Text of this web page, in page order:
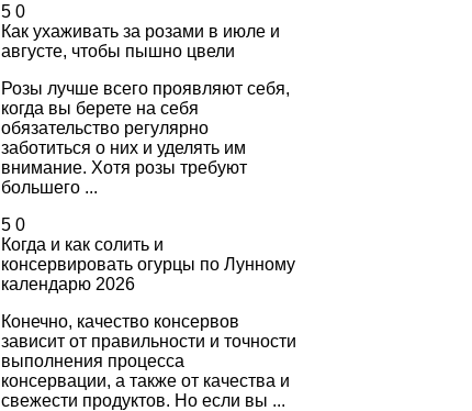
5 0
Как ухаживать за розами в июле и
августе, чтобы пышно цвели
Розы лучше всего проявляют себя,
когда вы берете на себя
обязательство регулярно
заботиться о них и уделять им
внимание. Хотя розы требуют
большего ...
5 0
Когда и как солить и
консервировать огурцы по Лунному
календарю 2026
Конечно, качество консервов
зависит от правильности и точности
выполнения процесса
консервации, а также от качества и
свежести продуктов. Но если вы ...